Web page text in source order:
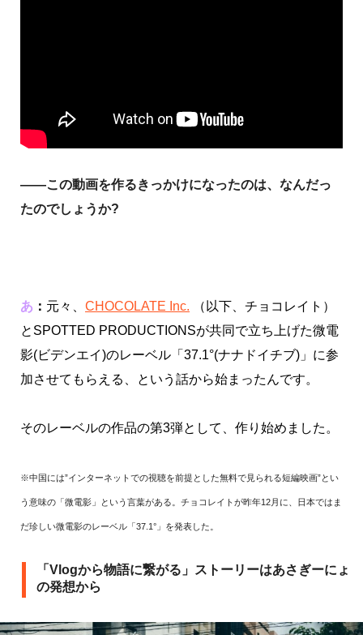
――この動画を作るきっかけになったのは、なんだっ
たのでしょうか?
あ ： 元々、 CHOCOLATE Inc. （以下、チョコレイト）
とSPOTTED PRODUCTIONSが共同で立ち上げた微電
影(ビデンエイ)のレーベル「37.1°(ナナドイチブ)」に参
加させてもらえる、という話から始まったんです。
そのレーベルの作品の第3弾として、作り始めました。
※中国には”インターネットでの視聴を前提とした無料で見られる短編映画”とい
う意味の「微電影」という言葉がある。チョコレイトが昨年12月に、日本ではま
だ珍しい微電影のレーベル「37.1°」を発表した。
「Vlogから物語に繋がる」ストーリーはあさぎーにょ
の発想から